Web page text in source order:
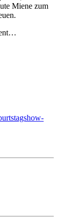
Miene zum